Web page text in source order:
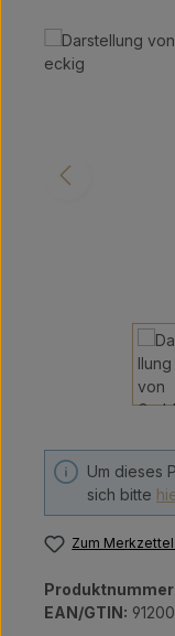
Bildergalerie
Um dieses
sich bitte
Zum
EAN/GTIN: